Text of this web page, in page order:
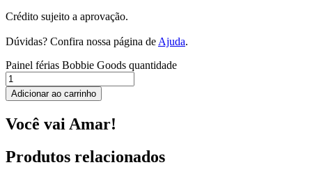
Crédito sujeito a aprovação.
Dúvidas? Confira nossa página de Ajuda.
Painel férias Bobbie Goods quantidade
Adicionar ao carrinho
Você vai Amar!
Produtos relacionados